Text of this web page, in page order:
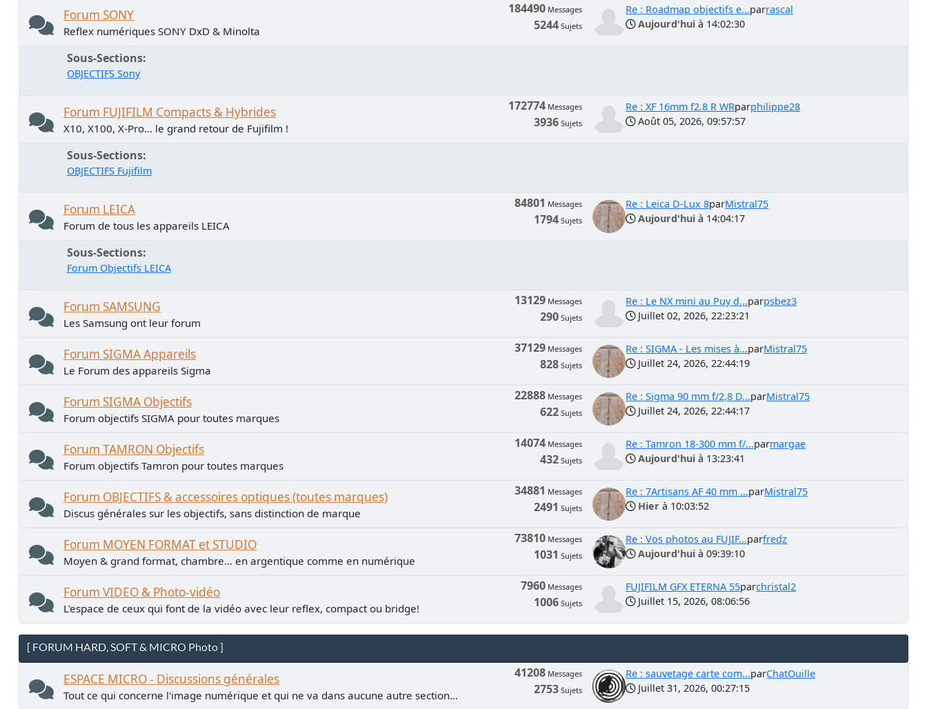
Forum SONY
Reflex numériques SONY DxD & Minolta
184490 Messages
5244 Sujets
Re : Roadmap objectifs e...parrascal
Aujourd'hui à 14:02:30
Sous-Sections
OBJECTIFS Sony
Forum FUJIFILM Compacts & Hybrides
X10, X100, X-Pro... le grand retour de Fujifilm !
172774 Messages
3936 Sujets
Re : XF 16mm f2.8 R WRparphilippe28
Août 05, 2026, 09:57:57
Sous-Sections
OBJECTIFS Fujifilm
Forum LEICA
Forum de tous les appareils LEICA
84801 Messages
1794 Sujets
Re : Leica D-Lux 8parMistral75
Aujourd'hui à 14:04:17
Sous-Sections
Forum Objectifs LEICA
Forum SAMSUNG
Les Samsung ont leur forum
13129 Messages
290 Sujets
Re : Le NX mini au Puy d...parpsbez3
Juillet 02, 2026, 22:23:21
Forum SIGMA Appareils
Le Forum des appareils Sigma
37129 Messages
828 Sujets
Re : SIGMA - Les mises à...parMistral75
Juillet 24, 2026, 22:44:19
Forum SIGMA Objectifs
Forum objectifs SIGMA pour toutes marques
22888 Messages
622 Sujets
Re : Sigma 90 mm f/2,8 D...parMistral75
Juillet 24, 2026, 22:44:17
Forum TAMRON Objectifs
Forum objectifs Tamron pour toutes marques
14074 Messages
432 Sujets
Re : Tamron 18-300 mm f/...parmargae
Aujourd'hui à 13:23:41
Forum OBJECTIFS & accessoires optiques (toutes marques)
Discus générales sur les objectifs, sans distinction de marque
34881 Messages
2491 Sujets
Re : 7Artisans AF 40 mm ...parMistral75
Hier à 10:03:52
Forum MOYEN FORMAT et STUDIO
Moyen & grand format, chambre... en argentique comme en numérique
73810 Messages
1031 Sujets
Re : Vos photos au FUJIF...parfredz
Aujourd'hui à 09:39:10
Forum VIDEO & Photo-vidéo
L'espace de ceux qui font de la vidéo avec leur reflex, compact ou bridge!
7960 Messages
1006 Sujets
FUJIFILM GFX ETERNA 55parchristal2
Juillet 15, 2026, 08:06:56
[ FORUM HARD, SOFT & MICRO Photo ]
ESPACE MICRO - Discussions générales
Tout ce qui concerne l'image numérique et qui ne va dans aucune autre section...
41208 Messages
2753 Sujets
Re : sauvetage carte com...parChatOuille
Juillet 31, 2026, 00:27:15